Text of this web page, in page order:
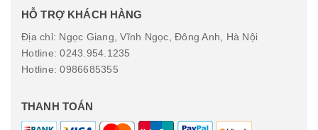
HỖ TRỢ KHÁCH HÀNG
Địa chỉ: Ngọc Giang, Vĩnh Ngọc, Đông Anh, Hà Nội
Hotline: 0243.954.1235
Hotline: 0986685355
THANH TOÁN